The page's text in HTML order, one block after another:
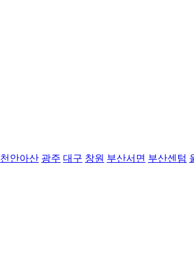
천안아산 광주 대구 창원 부산서면 부산센텀